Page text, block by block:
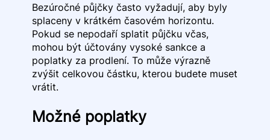
Bezúročné půjčky často vyžadují, aby byly
splaceny v krátkém časovém horizontu.
Pokud se nepodaří splatit půjčku včas,
mohou být účtovány vysoké sankce a
poplatky za prodlení. To může výrazně
zvýšit celkovou částku, kterou budete muset
vrátit.
Možné poplatky